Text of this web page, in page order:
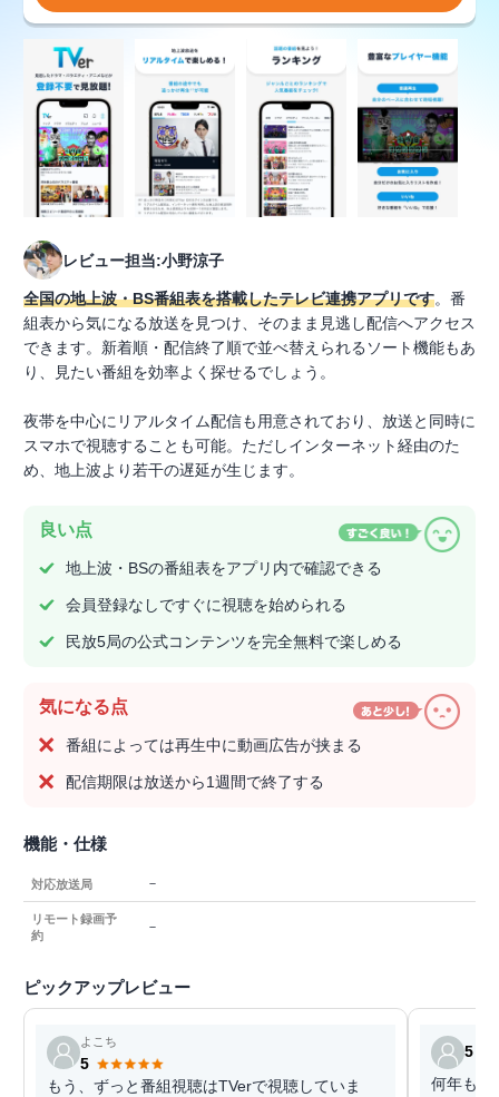
レビュー担当:小野涼子
全国の地上波・BS番組表を搭載したテレビ連携アプリです。番
組表から気になる放送を見つけ、そのまま見逃し配信へアクセス
できます。新着順・配信終了順で並べ替えられるソート機能もあ
り、見たい番組を効率よく探せるでしょう。
夜帯を中心にリアルタイム配信も用意されており、放送と同時に
スマホで視聴することも可能。ただしインターネット経由のた
め、地上波より若干の遅延が生じます。
良い点
地上波・BSの番組表をアプリ内で確認できる
会員登録なしですぐに視聴を始められる
民放5局の公式コンテンツを完全無料で楽しめる
気になる点
番組によっては再生中に動画広告が挟まる
配信期限は放送から1週間で終了する
機能・仕様
対応放送局 －
リモート録画予
約
－
ピックアップレビュー
よこち
5
もう、ずっと番組視聴はTVerで視聴していま
5
何年も前